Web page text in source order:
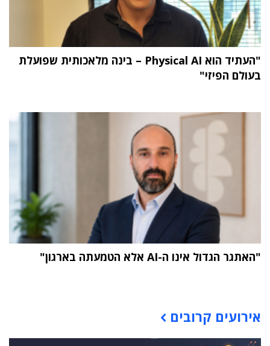
"העתיד הוא Physical AI – בינה מלאכותית שפועלת
בעולם הפיזי"
"האתגר הגדול אינו ה-AI אלא הטמעתה בארגון"
אירועים קרובים